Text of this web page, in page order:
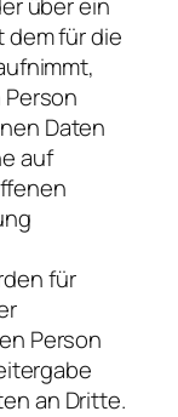
dem für die
Daten
auf
für
Person
an Dritte.